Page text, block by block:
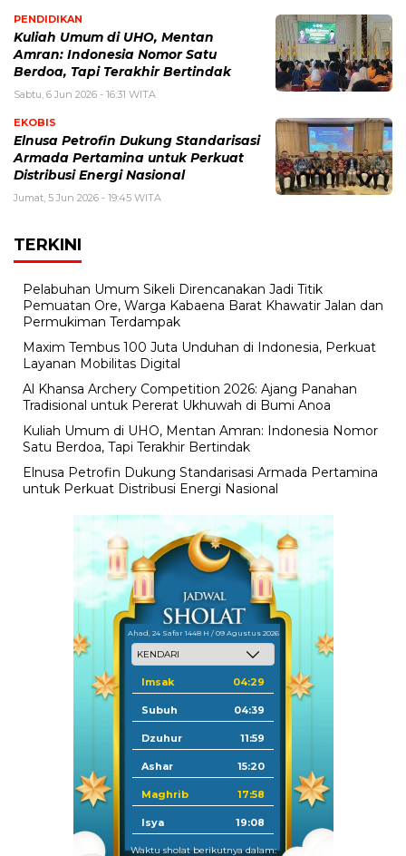
PENDIDIKAN
Kuliah Umum di UHO, Mentan
Amran: Indonesia Nomor Satu
Berdoa, Tapi Terakhir Bertindak
Sabtu, 6 Jun 2026 - 16:31 WITA
EKOBIS
Elnusa Petrofin Dukung Standarisasi
Armada Pertamina untuk Perkuat
Distribusi Energi Nasional
Jumat, 5 Jun 2026 - 19:45 WITA
TERKINI
Pelabuhan Umum Sikeli Direncanakan Jadi Titik
Pemuatan Ore, Warga Kabaena Barat Khawatir Jalan dan
Permukiman Terdampak
Maxim Tembus 100 Juta Unduhan di Indonesia, Perkuat
Layanan Mobilitas Digital
Al Khansa Archery Competition 2026: Ajang Panahan
Tradisional untuk Pererat Ukhuwah di Bumi Anoa
Kuliah Umum di UHO, Mentan Amran: Indonesia Nomor
Satu Berdoa, Tapi Terakhir Bertindak
Elnusa Petrofin Dukung Standarisasi Armada Pertamina
untuk Perkuat Distribusi Energi Nasional
Ahad, 24 Safar 1448 H / 09 Agustus 2026
Imsak 04:29
Subuh 04:39
Dzuhur 11:59
Ashar 15:20
Maghrib 17:58
Isya 19:08
Waktu sholat berikutnya dalam: